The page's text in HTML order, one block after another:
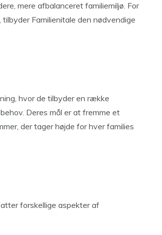
mere afbalanceret familiemiljø. For
Familienitale den nødvendige
hvor de tilbyder en række
Deres mål er at fremme et
der tager højde for hver families
forskellige aspekter af